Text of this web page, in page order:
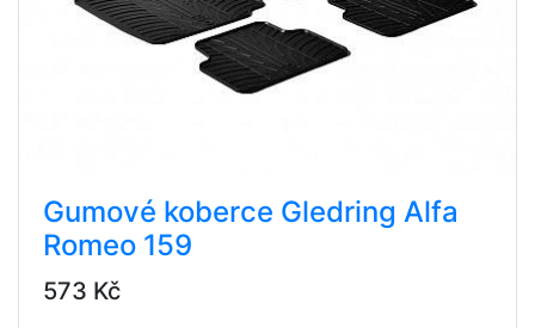
Gumové koberce Gledring Alfa
Romeo 159
573 Kč